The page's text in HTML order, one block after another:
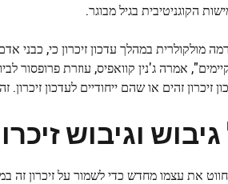
הקוגניטיבית בגיל מבוגר.
מולקולרית במהלך עדכון זיכרון כי, כבני
קיימים", אמרה ג'נין קוואפיס, עוזרת
זיכרון זהים או שהם ייחודיים לעדכון
וגיבוש
חווט את עצמו מחדש כדי לשמור על זיכרון